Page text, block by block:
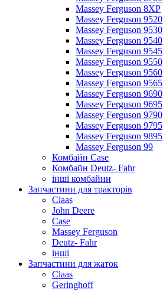
Massey Ferguson 8XP
Massey Ferguson 9520
Massey Ferguson 9530
Massey Ferguson 9540
Massey Ferguson 9545
Massey Ferguson 9550
Massey Ferguson 9560
Massey Ferguson 9565
Massey Ferguson 9690
Massey Ferguson 9695
Massey Ferguson 9790
Massey Ferguson 9795
Massey Ferguson 9895
Massey Ferguson 99
Комбайн Case
Комбайн Deutz- Fahr
інші комбайни
Запчастини для тракторів
Claas
John Deere
Case
Massey Ferguson
Deutz- Fahr
інші
Запчастини для жаток
Claas
Geringhoff